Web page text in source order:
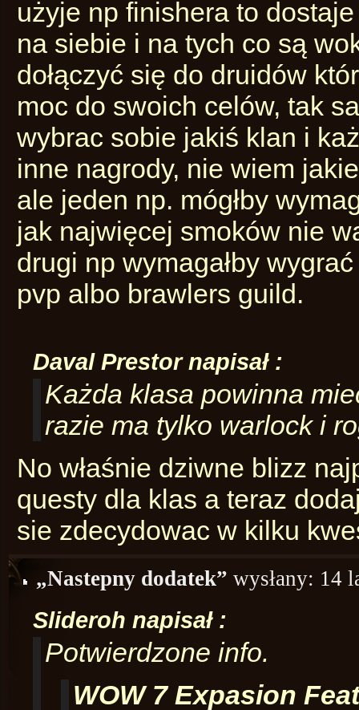
użyje np finishera to
na siebie i na tych co są
dołączyć się do druidów
moc do swoich celów, tak
wybrac sobie jakiś klan i
inne nagrody, nie wiem
ale jeden np. mógłby
jak najwięcej smoków nie
drugi np wymagałby
pvp albo brawlers guild.
Daval Prestor napisał :
Każda klasa powinna
razie ma tylko warlock i
No właśnie dziwne blizz
questy dla klas a teraz
sie zdecydowac w kilku
„Nastepny dodatek” wysłany: 14
Slideroh napisał :
Potwierdzone info.
WOW 7 Expasion